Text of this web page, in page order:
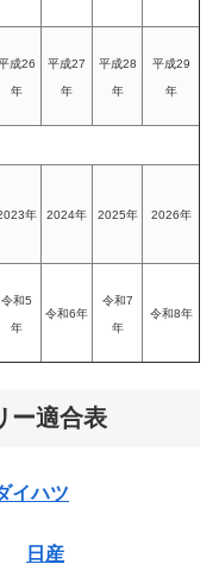
成26
年
平成27
年
平成28
年
平成29
年
年 2024年 2025年 2026年
令和5
年
令和6年
令和7
年
令和8年
ー適合表
イハツ
日産